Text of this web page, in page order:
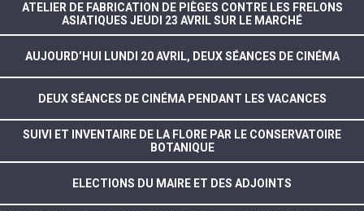
ATELIER DE FABRICATION DE PIÈGES CONTRE LES FRELONS
ASIATIQUES JEUDI 23 AVRIL SUR LE MARCHÉ
AUJOURD’HUI LUNDI 20 AVRIL, DEUX SÉANCES DE CINÉMA
DEUX SÉANCES DE CINÉMA PENDANT LES VACANCES
SUIVI ET INVENTAIRE DE LA FLORE PAR LE CONSERVATOIRE
BOTANIQUE
ELECTIONS DU MAIRE ET DES ADJOINTS